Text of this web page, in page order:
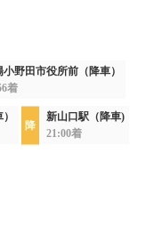
小野田市役所前（降車）
着
新山口駅（降車)
21:00着